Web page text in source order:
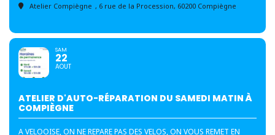
Atelier Compiègne , 6 rue de la Procession, 60200 Compiègne
SAM
22
AOUT
ATELIER D'AUTO-RÉPARATION DU SAMEDI MATIN À
COMPIÈGNE
A VELOOISE, ON NE REPARE PAS DES VELOS, ON VOUS REMET EN